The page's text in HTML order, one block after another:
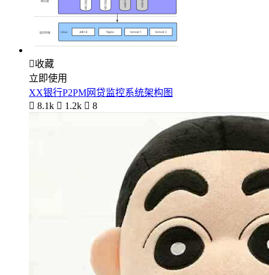
收藏
立即使用
XX银行P2PM网贷监控系统架构图
 8.1k  1.2k  8